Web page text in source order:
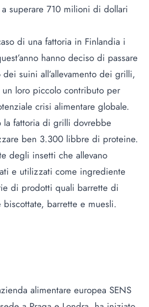
superare 710 milioni di dollari
di una fattoria in Finlandia i
hanno deciso di passare
dei suini all’allevamento dei grilli,
loro piccolo contributo per
crisi alimentare globale.
la fattoria di grilli dovrebbe
ben 3.300 libbre di proteine.
degli insetti che allevano
e utilizzati come ingrediente
di prodotti quali barrette di
barrette e muesli.
alimentare europea SENS